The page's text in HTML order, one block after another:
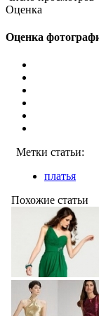
Оценка
Оценка
Метки статьи:
платья
Похожие статьи